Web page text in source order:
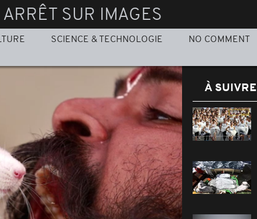
ARRÊT SUR IMAGES
SCIENCE & TECHNOLOGIE NO COMMENT
À SUIVRE